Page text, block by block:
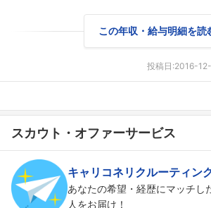
この年収・給与明細を読
投稿日:2016-
スカウト・オファーサービス
キャリコネリクルーティン
あなたの希望・経歴にマッチし
人をお届け！